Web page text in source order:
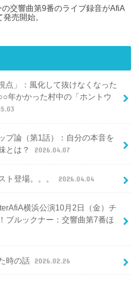
交響曲第9番のライブ録音がAfiA
売開始。
点」：風化して抜けなくなった
年かかった村中の「ホントウ
プ論（第1話）：自分の本音を
とは？
2026.04.07
ト登場。。。 2026.04.04
横浜公演10月2日（金）チ
ブルックナー：交響曲第7番ほ
時の話 2026.02.26